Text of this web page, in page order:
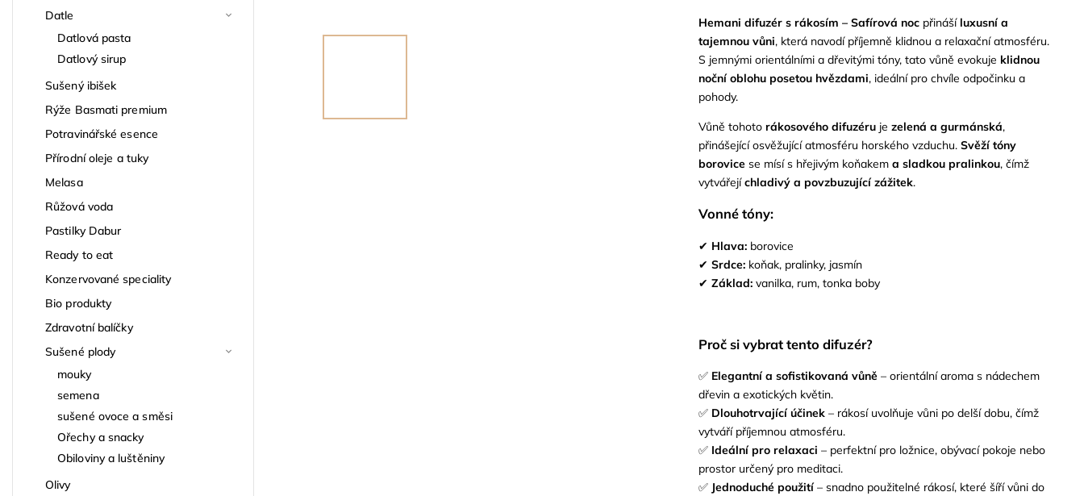
Datle
Datlová pasta
Datlový sirup
Sušený ibišek
Rýže Basmati premium
Potravinářské esence
Přírodní oleje a tuky
Melasa
Růžová voda
Pastilky Dabur
Ready to eat
Konzervované speciality
Bio produkty
Zdravotní balíčky
Sušené plody
mouky
semena
sušené ovoce a směsi
Ořechy a snacky
Obiloviny a luštěniny
Olivy
Hemani difuzér s rákosím – Safírová noc přináší luxusní a
tajemnou vůni, která navodí příjemně klidnou a relaxační atmosféru.
S jemnými orientálními a dřevitými tóny, tato vůně evokuje klidnou
noční oblohu posetou hvězdami, ideální pro chvíle odpočinku a
pohody.
Vůně tohoto rákosového difuzéru je zelená a gurmánská,
přinášející osvěžující atmosféru horského vzduchu. Svěží tóny
borovice se mísí s hřejivým koňakem a sladkou pralinkou, čímž
vytvářejíchladivý a povzbuzující zážitek.
Vonné tóny:
✔ Hlava: borovice
✔ Srdce: koňak, pralinky, jasmín
✔ Základ: vanilka, rum, tonka boby
Proč si vybrat tento difuzér?
✅ Elegantní a sofistikovaná vůně – orientální aroma s nádechem
dřevin a exotických květin.
✅ Dlouhotrvající účinek – rákosí uvolňuje vůni po delší dobu, čímž
vytváří příjemnou atmosféru.
✅ Ideální pro relaxaci – perfektní pro ložnice, obývací pokoje nebo
prostor určený pro meditaci.
✅ Jednoduché použití– snadno použitelné rákosí, které šíří vůni do